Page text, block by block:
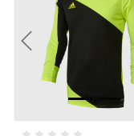
Previous